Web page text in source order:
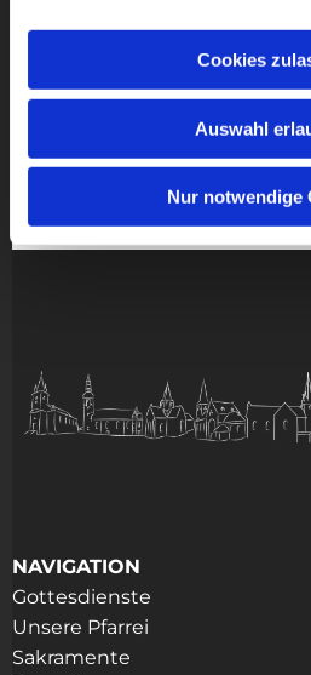
Cookies
Auswahl
Nur notwendige
NAVIGATION
Gottesdienste
Unsere Pfarrei
Sakramente